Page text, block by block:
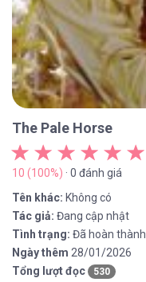
The Pale Horse
10 (100%) · 0 đánh giá
Tên khác: Không có
Tác giả: Đang cập nhật
Tình trạng: Đã hoàn thành
Ngày thêm 28/01/2026
Tổng lượt đọc
530